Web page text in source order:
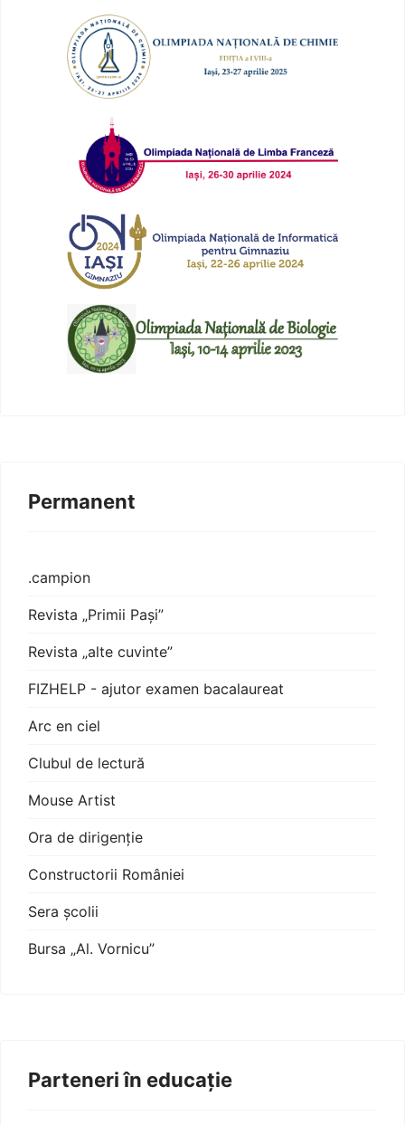
Permanent
.campion
Revista „Primii Pași”
Revista „alte cuvinte”
FIZHELP - ajutor examen bacalaureat
Arc en ciel
Clubul de lectură
Mouse Artist
Ora de dirigenție
Constructorii României
Sera școlii
Bursa „Al. Vornicu”
Parteneri în educație